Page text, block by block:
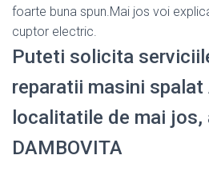
foarte buna spun.Mai jos voi
cuptor electric.
Puteti solicita
reparatii masini
localitatile de mai
DAMBOVITA